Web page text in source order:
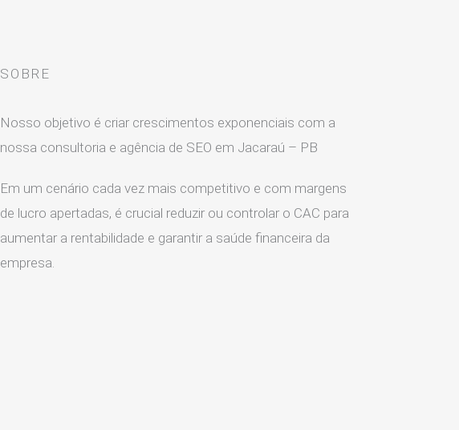
SOBRE
Nosso objetivo é criar crescimentos exponenciais com a
nossa consultoria e agência de SEO em Jacaraú – PB
Em um cenário cada vez mais competitivo e com margens
de lucro apertadas, é crucial reduzir ou controlar o CAC para
aumentar a rentabilidade e garantir a saúde financeira da
empresa.